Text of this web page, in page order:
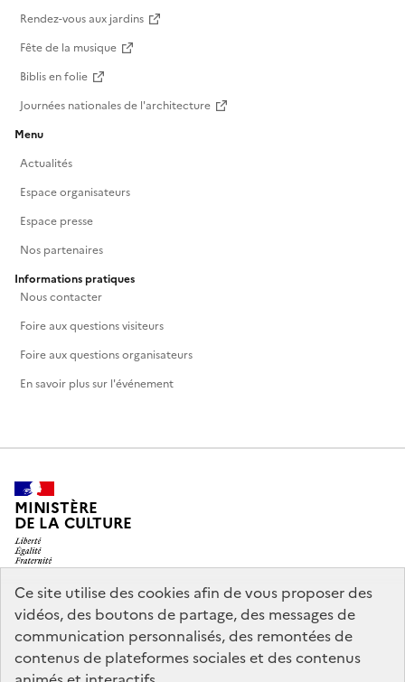
Ce site utilise des cookies afin de vous proposer des
vidéos, des boutons de partage, des messages de
communication personnalisés, des remontées de
contenus de plateformes sociales et des contenus
Rendez-vous aux jardins
Fête de la musique
Biblis en folie
Journées nationales de l'architecture
Menu
Actualités
Espace organisateurs
Espace presse
Nos partenaires
Informations pratiques
Nous contacter
Foire aux questions visiteurs
Foire aux questions organisateurs
En savoir plus sur l'événement
MINISTÈRE
DE LA CULTURE
legifrance.gouv.fr
info.gouv.fr
service-public.gouv.fr
data.gouv.fr